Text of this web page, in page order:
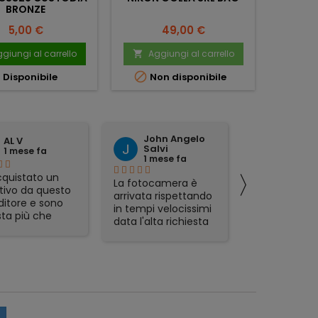
BRONZE
Prezzo
5,00 €
al carrello
Disponibile
Prezzo
49,00 €
 Aggiungi al carrello
 Non disponibile
AL V
1 mese fa
un
da questo
e sono
più che
serio e
John Angelo
Salvi
1 mese fa
La fotocamera è
arrivata rispettando
in tempi velocissimi
data l'alta richiesta
〉